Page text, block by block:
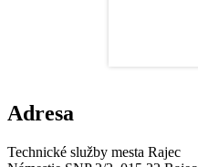
Adresa
Technické služby mesta Rajec